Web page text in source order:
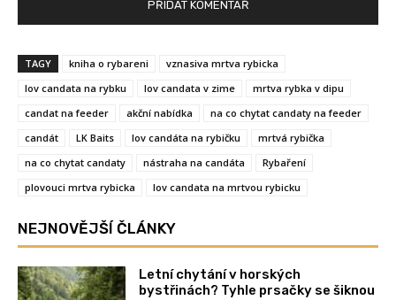
TAGY kniha o rybareni
vznasiva mrtva rybicka
lov candata na rybku
lov candata v zime
mrtva rybka v dipu
candat na feeder
akční nabídka
na co chytat candaty na feeder
candát
LK Baits lov candáta na rybičku
mrtvá rybička
na co chytat candaty
nástraha na candáta
Rybaření
plovouci mrtva rybicka
lov candata na mrtvou rybicku
NEJNOVĚJŠÍ ČLÁNKY
Letní chytání v horských
bystřinách? Tyhle prsačky se šiknou